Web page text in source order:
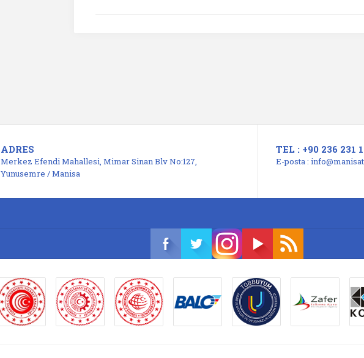
ADRES
Merkez Efendi Mahallesi, Mimar Sinan Blv No:127,
Yunusemre / Manisa
TEL : +90 236 231
E-posta :